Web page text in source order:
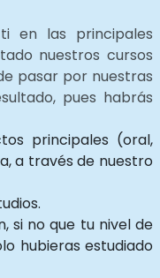
en las principales
nuestros cursos
pasar por nuestras
pues habrás
principales (oral,
a través de nuestro
si no que tu nivel de
hubieras estudiado